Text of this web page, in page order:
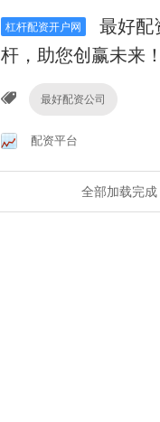
杠杆配资开户网
最好配
杆，助您创赢未来！
最好配资公司
配资平台
全部加载完成